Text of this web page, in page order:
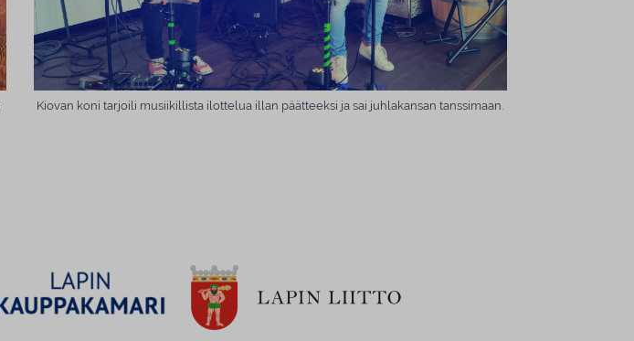
Kiovan koni tarjoili musiikillista ilottelua illan päätteeksi ja sai juhlakansan tanssimaan.